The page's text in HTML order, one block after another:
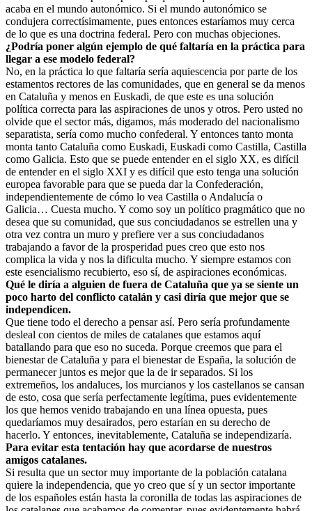
acaba en el mundo autonómico. Si el mundo autonómico se
condujera correctísimamente, pues entonces estaríamos muy cerca
de lo que es una doctrina federal. Pero con muchas objeciones.
¿Podría poner algún ejemplo de qué faltaría en la práctica para
llegar a ese modelo federal?
No, en la práctica lo que faltaría sería aquiescencia por parte de los
estamentos rectores de las comunidades, que en general se da menos
en Cataluña y menos en Euskadi, de que este es una solución
política correcta para las aspiraciones de unos y otros. Pero usted no
olvide que el sector más, digamos, más moderado del nacionalismo
separatista, sería como mucho confederal. Y entonces tanto monta
monta tanto Cataluña como Euskadi, Euskadi como Castilla, Castilla
como Galicia. Esto que se puede entender en el siglo XX, es difícil
de entender en el siglo XXI y es difícil que esto tenga una solución
europea favorable para que se pueda dar la Confederación,
independientemente de cómo lo vea Castilla o Andalucía o
Galicia… Cuesta mucho. Y como soy un político pragmático que no
desea que su comunidad, que sus conciudadanos se estrellen una y
otra vez contra un muro y prefiere ver a sus conciudadanos
trabajando a favor de la prosperidad pues creo que esto nos
complica la vida y nos la dificulta mucho. Y siempre estamos con
este esencialismo recubierto, eso sí, de aspiraciones económicas.
Qué le diría a alguien de fuera de Cataluña que ya se siente un
poco harto del conflicto catalán y casi diría que mejor que se
independicen.
Que tiene todo el derecho a pensar así. Pero sería profundamente
desleal con cientos de miles de catalanes que estamos aquí
batallando para que eso no suceda. Porque creemos que para el
bienestar de Cataluña y para el bienestar de España, la solución de
permanecer juntos es mejor que la de ir separados. Si los
extremeños, los andaluces, los murcianos y los castellanos se cansan
de esto, cosa que sería perfectamente legítima, pues evidentemente
los que hemos venido trabajando en una línea opuesta, pues
quedaríamos muy desairados, pero estarían en su derecho de
hacerlo. Y entonces, inevitablemente, Cataluña se independizaría.
Para evitar esta tentación hay que acordarse de nuestros
amigos catalanes.
Si resulta que un sector muy importante de la población catalana
quiere la independencia, que yo creo que sí y un sector importante
de los españoles están hasta la coronilla de todas las aspiraciones de